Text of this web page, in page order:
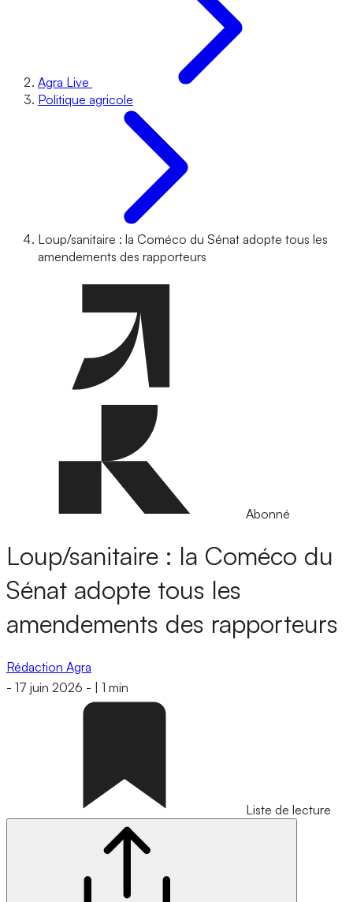
Agra Live
Politique agricole
Loup/sanitaire : la Coméco du Sénat adopte tous les
amendements des rapporteurs
Abonné
Loup/sanitaire : la Coméco du
Sénat adopte tous les
amendements des rapporteurs
Rédaction Agra
- 17 juin 2026 - 1 min
Liste de lecture